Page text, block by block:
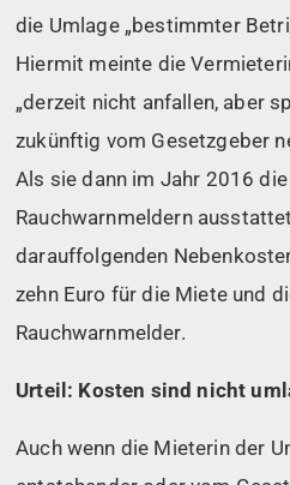
die Umlage „bestimmter
Hiermit meinte die
„derzeit nicht anfallen, aber
zukünftig vom Gesetzgeber
Als sie dann im Jahr 2016
Rauchwarnmeldern
darauffolgenden
zehn Euro für die Miete und
Rauchwarnmelder.
Urteil: Kosten sind nicht
Auch wenn die Mieterin der